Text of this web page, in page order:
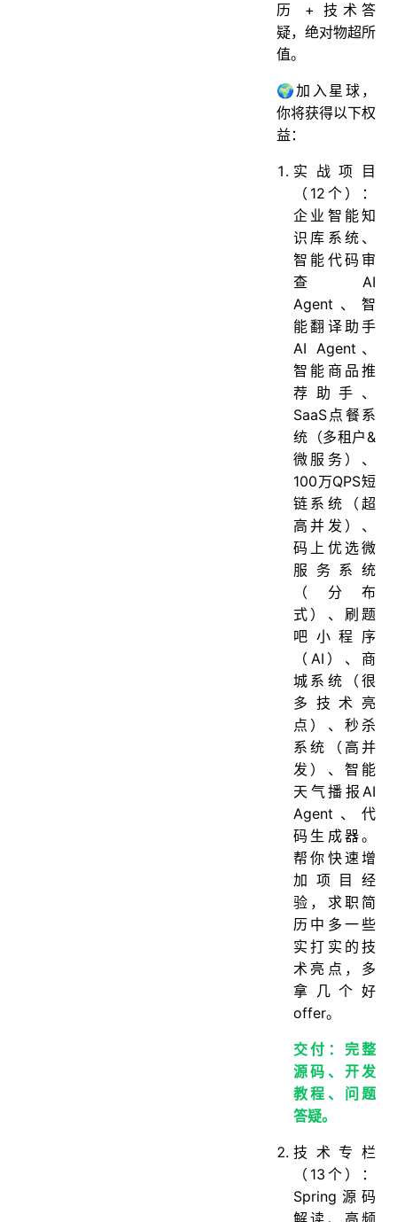
历 + 技术答
疑，绝对物超所
值。
🌍加入星球，
你将获得以下权
益：
实战项目
（12个）：
企业智能知
识库系统、
智能代码审
查AI
Agent、智
能翻译助手
AI Agent、
智能商品推
荐助手、
SaaS点餐系
统（多租户&
微服务）、
100万QPS短
链系统（超
高并发）、
码上优选微
服务系统
（分布
式）、刷题
吧小程序
（AI）、商
城系统（很
多技术亮
点）、秒杀
系统（高并
发）、智能
天气播报AI
Agent、代
码生成器。
帮你快速增
加项目经
验，求职简
历中多一些
实打实的技
术亮点，多
拿几个好
offer。
交付：完整
源码、开发
教程、问题
答疑。
技术专栏
（13个）：
Spring源码
解读、高频